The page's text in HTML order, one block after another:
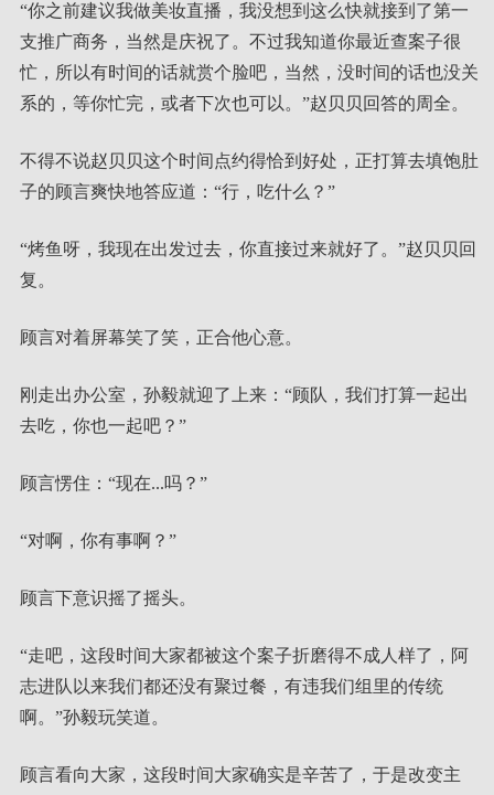
“你之前建议我做美妆直播，我没想到这么快就接到了第一
支推广商务，当然是庆祝了。不过我知道你最近查案子很
忙，所以有时间的话就赏个脸吧，当然，没时间的话也没关
系的，等你忙完，或者下次也可以。”赵贝贝回答的周全。
不得不说赵贝贝这个时间点约得恰到好处，正打算去填饱肚
子的顾言爽快地答应道：“行，吃什么？”
“烤鱼呀，我现在出发过去，你直接过来就好了。”赵贝贝回
复。
顾言对着屏幕笑了笑，正合他心意。
刚走出办公室，孙毅就迎了上来：“顾队，我们打算一起出
去吃，你也一起吧？”
顾言愣住：“现在...吗？”
“对啊，你有事啊？”
顾言下意识摇了摇头。
“走吧，这段时间大家都被这个案子折磨得不成人样了，阿
志进队以来我们都还没有聚过餐，有违我们组里的传统
啊。”孙毅玩笑道。
顾言看向大家，这段时间大家确实是辛苦了，于是改变主